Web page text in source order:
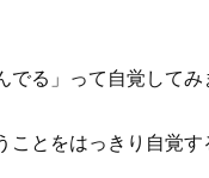
る」って自覚してみ
とをはっきり自覚す